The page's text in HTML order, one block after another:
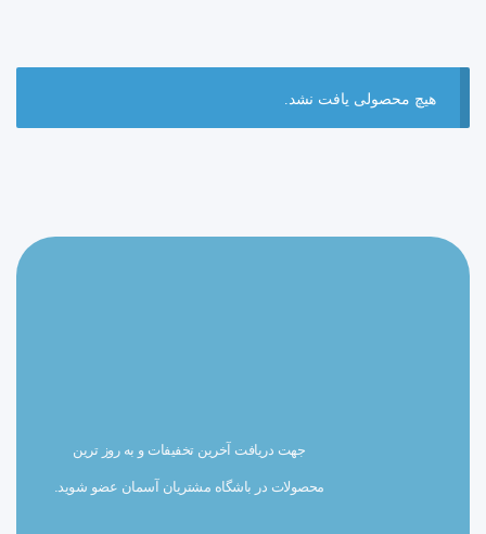
هیچ محصولی یافت نشد.
جهت دریافت آخرین تخفیفات و به روز ترین
محصولات در باشگاه مشتریان آسمان عضو شوید.